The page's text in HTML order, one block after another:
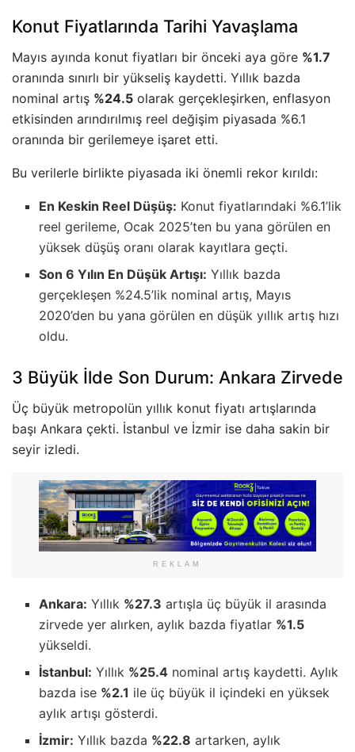
Konut Fiyatlarında Tarihi Yavaşlama
Mayıs ayında konut fiyatları bir önceki aya göre %1.7
oranında sınırlı bir yükseliş kaydetti. Yıllık bazda
nominal artış %24.5 olarak gerçekleşirken, enflasyon
etkisinden arındırılmış reel değişim piyasada %6.1
oranında bir gerilemeye işaret etti.
Bu verilerle birlikte piyasada iki önemli rekor kırıldı:
En Keskin Reel Düşüş: Konut fiyatlarındaki %6.1’lik
reel gerileme, Ocak 2025’ten bu yana görülen en
yüksek düşüş oranı olarak kayıtlara geçti.
Son 6 Yılın En Düşük Artışı: Yıllık bazda
gerçekleşen %24.5’lik nominal artış, Mayıs
2020’den bu yana görülen en düşük yıllık artış hızı
oldu.
3 Büyük İlde Son Durum: Ankara Zirvede
Üç büyük metropolün yıllık konut fiyatı artışlarında
başı Ankara çekti. İstanbul ve İzmir ise daha sakin bir
seyir izledi.
REKLAM
Ankara: Yıllık %27.3 artışla üç büyük il arasında
zirvede yer alırken, aylık bazda fiyatlar %1.5
yükseldi.
İstanbul: Yıllık %25.4 nominal artış kaydetti. Aylık
bazda ise %2.1 ile üç büyük il içindeki en yüksek
aylık artışı gösterdi.
İzmir: Yıllık bazda %22.8 artarken, aylık